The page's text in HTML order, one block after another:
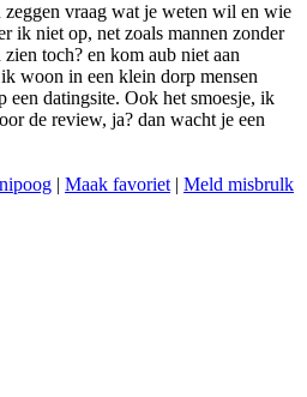
vraag wat je weten wil en wie
ik niet op, net zoals mannen zonder
toch? en kom aub niet aan
woon in een klein dorp mensen
een datingsite. Ook het smoesje, ik
de review, ja? dan wacht je een
| Maak favoriet | Meld misbrulk